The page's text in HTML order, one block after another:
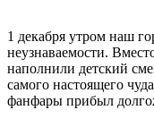
1 декабря утром наш
неузнаваемости.
наполнили детский
самого настоящего
фанфары прибыл